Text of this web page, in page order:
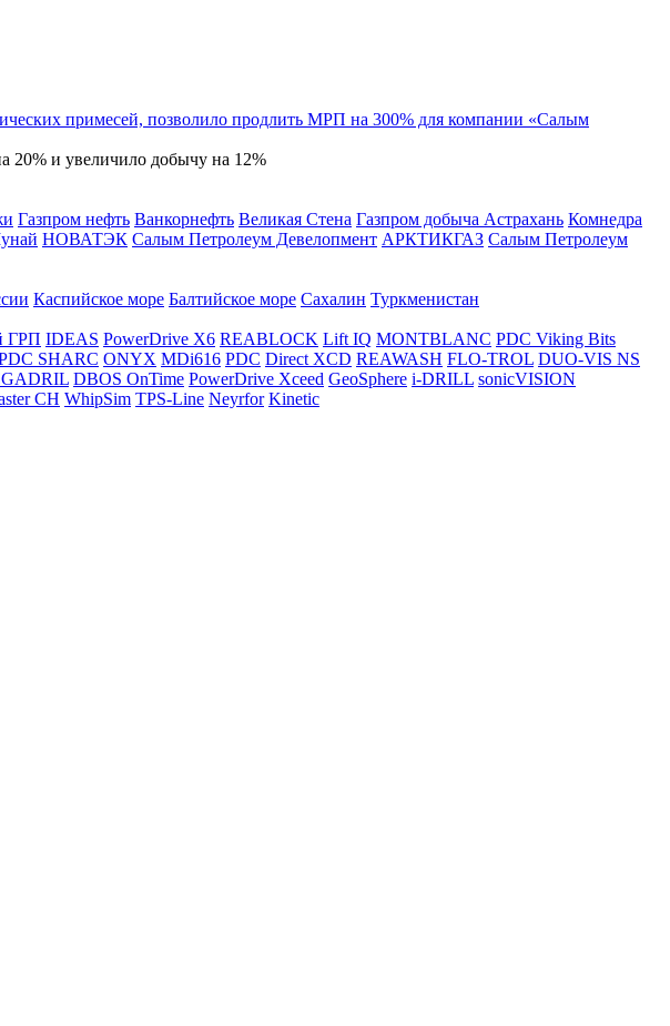
примесей, позволило продлить МРП на 300% для компании «Салым
20% и увеличило добычу на 12%
Газпром нефть Ванкорнефть Великая Стена Газпром добыча Астрахань Комнедра
НОВАТЭК Салым Петролеум Девелопмент АРКТИКГАЗ Салым Петролеум
Каспийское море Балтийское море Сахалин Туркменистан
ГРП IDEAS PowerDrive X6 REABLOCK Lift IQ MONTBLANC PDC Viking Bits
SHARC ONYX MDi616 PDC Direct XCD REAWASH FLO-TROL DUO-VIS NS
DBOS OnTime PowerDrive Xceed GeoSphere i-DRILL sonicVISION
CH WhipSim TPS-Line Neyrfor Kinetic